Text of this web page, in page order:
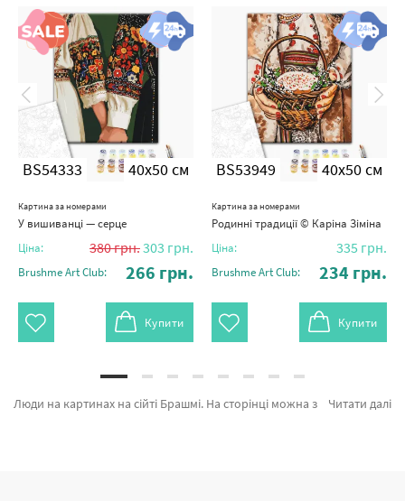
BS54333 40x50 см
Картина за номерами
У вишиванці — серце
Ціна: 380грн.303 грн.
Brushme Art Club: 266 грн.
Купити
BS53949 40x50 см
Картина за номерами
Родинні традиції © Каріна Зіміна
Ціна: 335 грн.
Brushme Art Club: 234 грн.
Купити
Читати далі
Люди на картинах на сійті Брашмі. На сторінці можна з легкістю обрати Картина за номерами Квітуча вуаль BS54012 від виробника с світовим іменем Brushme який славиться оригінальністю. Кожен продукт розділу «Картини за номерами» сертифікований та підтверджений досвідом клієнтів. Українка ©Valeriya Macarenco, Золоті коси и Два всесвіти © Karolina Bundash а также широкий вибір найменувань за прийнятними цінами. Купуючи Санторіні та картини за номерами Запоріжжя, ми швидко відправимо в Луцьк або інші міста. Півонії або картини за номерами з півонії, купуйте прямо зараз!